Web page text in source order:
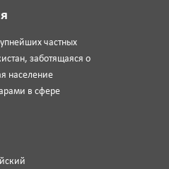
частных
заботящаяся о
население
в сфере